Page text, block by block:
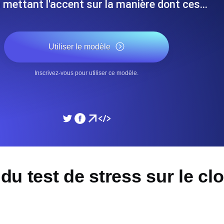
de votre site Web. Surveiller la vitesse et
SSL Monitoring
depuis 26 régions. Monitoring as Code
Moniteurs en YAML, JS et
mettant l'accent sur la manière dont ces…
Utiliser le modèle
Inscrivez-vous pour utiliser ce modèle.
test de stress sur le